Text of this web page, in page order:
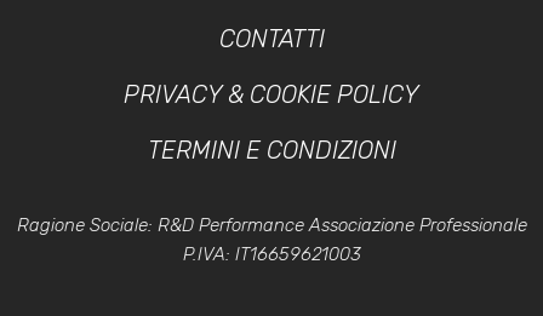
CONTATTI
PRIVACY & COOKIE POLICY
TERMINI E CONDIZIONI
Ragione Sociale: R&D Performance Associazione Professionale
P.IVA: IT16659621003